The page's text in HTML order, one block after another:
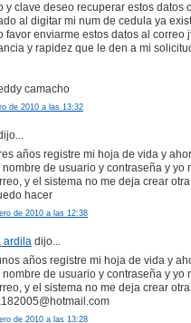
y clave deseo recuperar estos datos
al digitar mi num de cedula ya
favor enviarme estos datos al correo
y rapidez que le den a mi
camacho
de 2010 a las 13:32
años registre mi hoja de vida y
nombre de usuario y contraseña y yo
y el sistema no me deja crear otra.
hacer
de 2010 a las 12:38
ardila dijo...
años registre mi hoja de vida y
nombre de usuario y contraseña y yo
y el sistema no me deja crear
de 2010 a las 13:28